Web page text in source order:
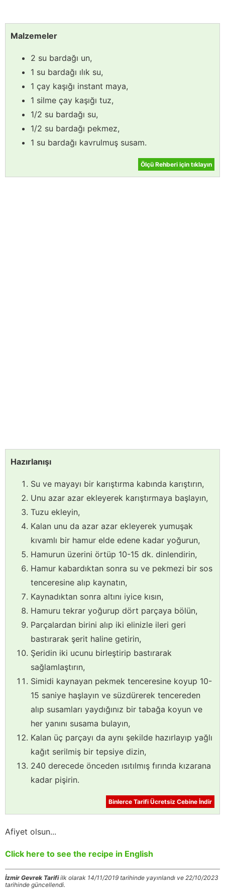
Malzemeler
2 su bardağı un,
1 su bardağı ılık su,
1 çay kaşığı instant maya,
1 silme çay kaşığı tuz,
1/2 su bardağı su,
1/2 su bardağı pekmez,
1 su bardağı kavrulmuş susam.
Ölçü Rehberi için tıklayın
Hazırlanışı
Su ve mayayı bir karıştırma kabında karıştırın,
Unu azar azar ekleyerek karıştırmaya başlayın,
Tuzu ekleyin,
Kalan unu da azar azar ekleyerek yumuşak
kıvamlı bir hamur elde edene kadar yoğurun,
Hamurun üzerini örtüp 10-15 dk. dinlendirin,
Hamur kabardıktan sonra su ve pekmezi bir sos
tenceresine alıp kaynatın,
Kaynadıktan sonra altını iyice kısın,
Hamuru tekrar yoğurup dört parçaya bölün,
Parçalardan birini alıp iki elinizle ileri geri
bastırarak şerit haline getirin,
Şeridin iki ucunu birleştirip bastırarak
sağlamlaştırın,
Simidi kaynayan pekmek tenceresine koyup 10-
15 saniye haşlayın ve süzdürerek tencereden
alıp susamları yaydığınız bir tabağa koyun ve
her yanını susama bulayın,
Kalan üç parçayı da aynı şekilde hazırlayıp yağlı
kağıt serilmiş bir tepsiye dizin,
240 derecede önceden ısıtılmış fırında kızarana
kadar pişirin.
Binlerce Tarifi Ücretsiz Cebine İndir
Afiyet olsun...
Click here to see the recipe in English
İzmir Gevrek Tarifiilk olarak 14/11/2019 tarihinde yayınlandı ve 22/10/2023
tarihinde güncellendi.